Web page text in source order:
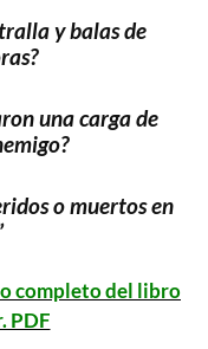
y balas de
una carga de
o muertos en
completo del libro
PDF